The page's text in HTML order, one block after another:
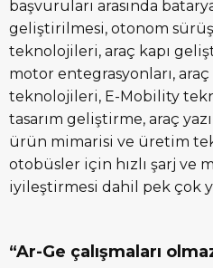
başvuruları arasında
geliştirilmesi, otonom
teknolojileri, araç kapı
motor entegrasyonları,
teknolojileri, E-Mobility
tasarım geliştirme, araç
ürün mimarisi ve üretim
otobüsler için hızlı şarj ve
iyileştirmesi dahil pek çok
“Ar-Ge çalışmaları